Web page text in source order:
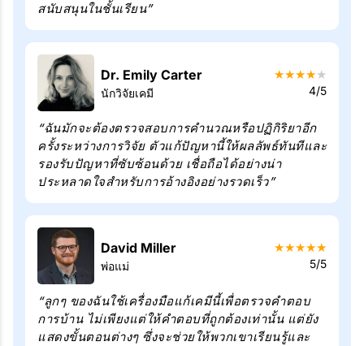
สนับสนุนในชั้นเรียน”
Dr. Emily Carter
นักวิจัยเคมี
★★★★★
4/5
“ฉันมักจะต้องตรวจสอบการคำนวณหรือปฏิกิริยาอีก
ครั้งระหว่างการวิจัย ตัวแก้ปัญหานี้ให้ผลลัพธ์ทันทีและ
รองรับปัญหาที่ซับซ้อนด้วย เชื่อถือได้อย่างน่า
ประหลาดใจสำหรับการอ้างอิงอย่างรวดเร็ว”
David Miller
พ่อแม่
★★★★★
5/5
“ลูกๆ ของฉันใช้เครื่องมือแก้เคมีนี้เพื่อตรวจคำตอบ
การบ้าน ไม่เพียงแต่ให้คำตอบที่ถูกต้องเท่านั้น แต่ยัง
แสดงขั้นตอนต่างๆ ซึ่งจะช่วยให้พวกเขาเรียนรู้และ